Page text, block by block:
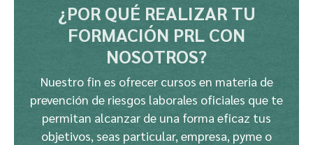
¿POR QUÉ REALIZAR TU
FORMACIÓN PRL CON
NOSOTROS?
Nuestro fin es ofrecer cursos en materia de
prevención de riesgos laborales oficiales que te
permitan alcanzar de una forma eficaz tus
objetivos, seas particular, empresa, pyme o